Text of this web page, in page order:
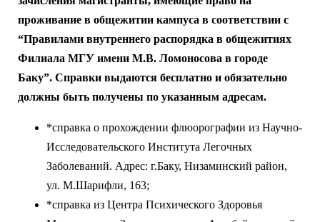
проживание в общежитии кампуса в соответствии с
“Правилами внутреннего распорядка в общежитиях
Филиала МГУ имени М.В. Ломоносова в городе
Баку”. Справки выдаются бесплатно и обязательно
должны быть получены по указанным адресам.
*справка о прохождении флюорографии из Научно-
Исследовательского Института Легочных
Заболеваний. Адрес: г.Баку, Низаминский район,
ул. М.Шарифли, 163;
*cправка из Центра Психического Здоровья